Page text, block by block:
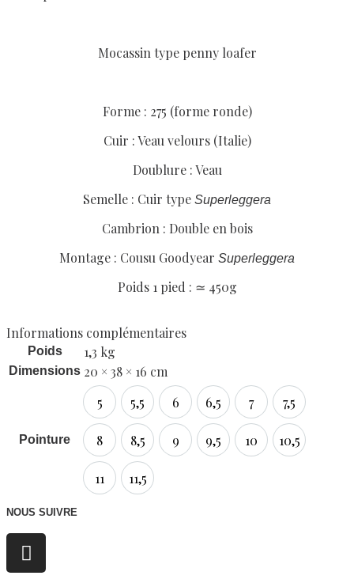
Mocassin type penny loafer
Forme : 275 (forme ronde)
Cuir : Veau velours (Italie)
Doublure : Veau
Semelle : Cuir type Superleggera
Cambrion : Double en bois
Montage : Cousu Goodyear Superleggera
Poids 1 pied : ≃ 450g
Informations complémentaires
Poids 1,3 kg
Dimensions 20 × 38 × 16 cm
Pointure
5 5,5 6 6,5 7 7,5
8 8,5 9 9,5 10 10,5
11 11,5
NOUS SUIVRE